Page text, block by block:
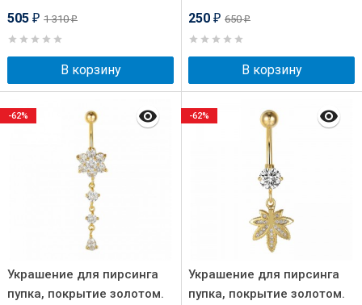
505 ₽ 1 310₽
В корзину
250 ₽ 650₽
В корзину
Украшение для пирсинга
пупка, покрытие золотом.
-62%
Украшение для пирсинга
пупка, покрытие золотом.
-62%